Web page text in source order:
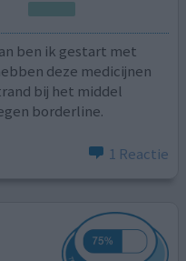
ben ik gestart met
deze medicijnen
bij het middel
borderline.
1 Reactie